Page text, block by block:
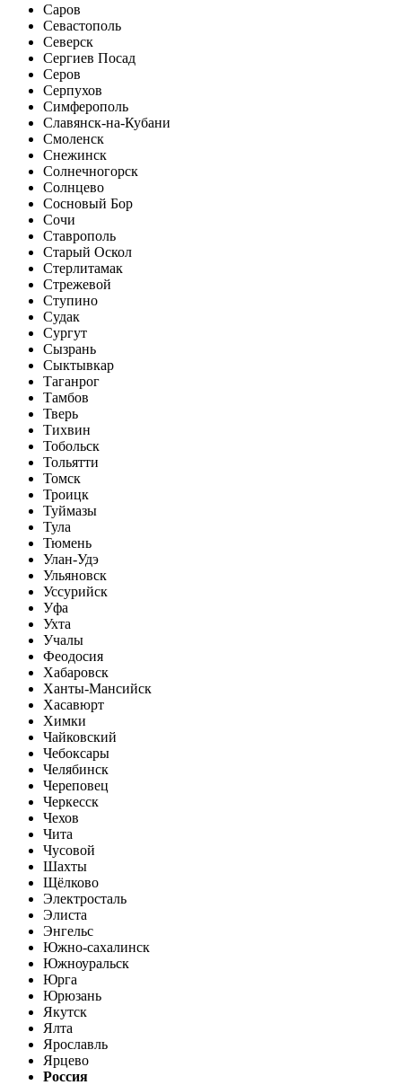
Саров
Севастополь
Северск
Сергиев Посад
Серов
Серпухов
Симферополь
Славянск-на-Кубани
Смоленск
Снежинск
Солнечногорск
Солнцево
Сосновый Бор
Сочи
Ставрополь
Старый Оскол
Стерлитамак
Стрежевой
Ступино
Судак
Сургут
Сызрань
Сыктывкар
Таганрог
Тамбов
Тверь
Тихвин
Тобольск
Тольятти
Томск
Троицк
Туймазы
Тула
Тюмень
Улан-Удэ
Ульяновск
Уссурийск
Уфа
Ухта
Учалы
Феодосия
Хабаровск
Ханты-Мансийск
Хасавюрт
Химки
Чайковский
Чебоксары
Челябинск
Череповец
Черкесск
Чехов
Чита
Чусовой
Шахты
Щёлково
Электросталь
Элиста
Энгельс
Южно-сахалинск
Южноуральск
Юрга
Юрюзань
Якутск
Ялта
Ярославль
Ярцево
Россия